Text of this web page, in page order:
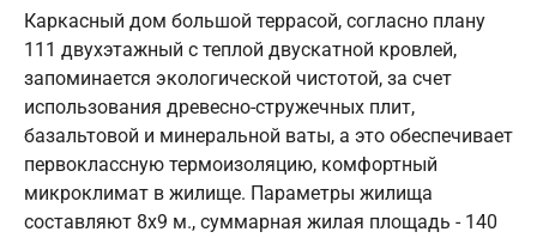
Каркасный дом большой террасой, согласно плану
111 двухэтажный с теплой двускатной кровлей,
запоминается экологической чистотой, за счет
использования древесно-стружечных плит,
базальтовой и минеральной ваты, а это обеспечивает
первоклассную термоизоляцию, комфортный
микроклимат в жилище. Параметры жилища
составляют 8х9 м., суммарная жилая площадь - 140